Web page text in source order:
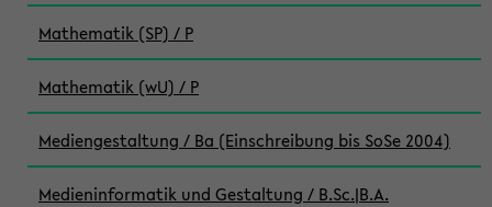
Mathematik (SP) / P
Mathematik (wU) / P
Mediengestaltung / Ba (Einschreibung bis SoSe 2004)
Medieninformatik und Gestaltung / B.Sc.|B.A.